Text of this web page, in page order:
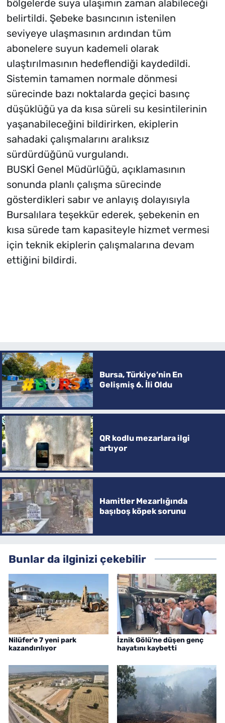
bölgelerde suya ulaşımın zaman alabileceği
belirtildi. Şebeke basıncının istenilen
seviyeye ulaşmasının ardından tüm
abonelere suyun kademeli olarak
ulaştırılmasının hedeflendiği kaydedildi.
Sistemin tamamen normale dönmesi
sürecinde bazı noktalarda geçici basınç
düşüklüğü ya da kısa süreli su kesintilerinin
yaşanabileceğini bildirirken, ekiplerin
sahadaki çalışmalarını aralıksız
sürdürdüğünü vurgulandı.
BUSKİ Genel Müdürlüğü, açıklamasının
sonunda planlı çalışma sürecinde
gösterdikleri sabır ve anlayış dolayısıyla
Bursalılara teşekkür ederek, şebekenin en
kısa sürede tam kapasiteyle hizmet vermesi
için teknik ekiplerin çalışmalarına devam
ettiğini bildirdi.
Bursa, Türkiye’nin En
Gelişmiş 6. İli Oldu
QR kodlu mezarlara ilgi
artıyor
Hamitler Mezarlığında
başıboş köpek sorunu
Bunlar da ilginizi çekebilir
Nilüfer'e 7 yeni park
kazandırılıyor
İznik Gölü'ne düşen genç
hayatını kaybetti